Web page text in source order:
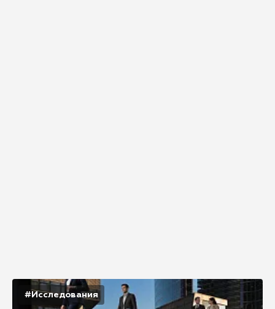
#Исследования